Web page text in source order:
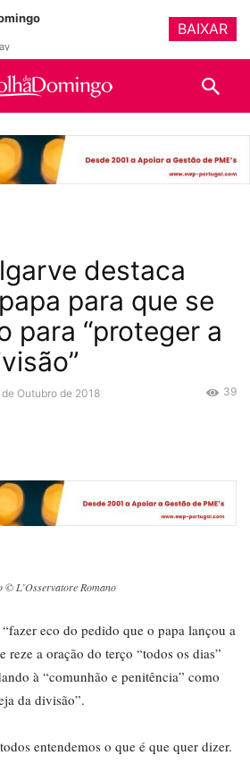
destaca
para que se
para “proteger a
de Outubro de 2018 39
© L’Osservatore Romano
eco do pedido que o papa lançou a
reze a oração do terço “todos os dias”
à “comunhão e penitência” como
da divisão”.
entendemos o que é que quer dizer.
BAIXAR